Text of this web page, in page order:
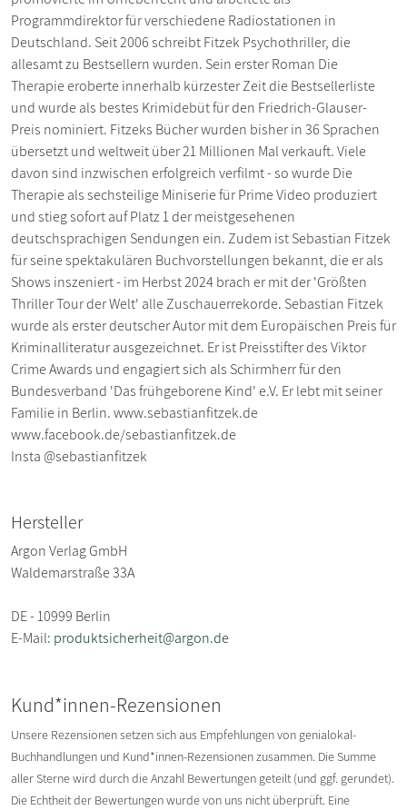
Programmdirektor für verschiedene Radiostationen in
Deutschland. Seit 2006 schreibt Fitzek Psychothriller, die
allesamt zu Bestsellern wurden. Sein erster Roman Die
Therapie eroberte innerhalb kürzester Zeit die Bestsellerliste
und wurde als bestes Krimidebüt für den Friedrich-Glauser-
Preis nominiert. Fitzeks Bücher wurden bisher in 36 Sprachen
übersetzt und weltweit über 21 Millionen Mal verkauft. Viele
davon sind inzwischen erfolgreich verfilmt - so wurde Die
Therapie als sechsteilige Miniserie für Prime Video produziert
und stieg sofort auf Platz 1 der meistgesehenen
deutschsprachigen Sendungen ein. Zudem ist Sebastian Fitzek
für seine spektakulären Buchvorstellungen bekannt, die er als
Shows inszeniert - im Herbst 2024 brach er mit der 'Größten
Thriller Tour der Welt' alle Zuschauerrekorde. Sebastian Fitzek
wurde als erster deutscher Autor mit dem Europäischen Preis für
Kriminalliteratur ausgezeichnet. Er ist Preisstifter des Viktor
Crime Awards und engagiert sich als Schirmherr für den
Bundesverband 'Das frühgeborene Kind' e.V. Er lebt mit seiner
Familie in Berlin. www.sebastianfitzek.de
www.facebook.de/sebastianfitzek.de
Insta @sebastianfitzek
Hersteller
Argon Verlag GmbH
Waldemarstraße 33A
DE - 10999 Berlin
E-Mail: produktsicherheit@argon.de
Kund*innen-Rezensionen
Unsere Rezensionen setzen sich aus Empfehlungen von genialokal-
Buchhandlungen und Kund*innen-Rezensionen zusammen. Die Summe
aller Sterne wird durch die Anzahl Bewertungen geteilt (und ggf. gerundet).
Die Echtheit der Bewertungen wurde von uns nicht überprüft. Eine